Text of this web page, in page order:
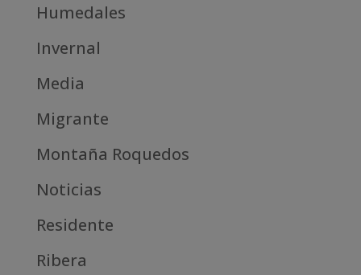
Humedales
Invernal
Media
Migrante
Montaña Roquedos
Noticias
Residente
Ribera